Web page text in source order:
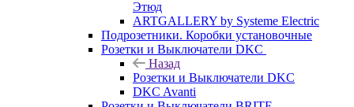
Этюд
ARTGALLERY by Systeme Electric
Подрозетники. Коробки установочные
Розетки и Выключатели DKC
Назад
Розетки и Выключатели DKC
DKC Avanti